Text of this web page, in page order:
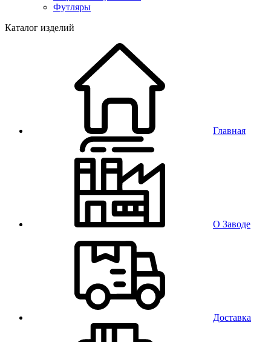
Футляры
Каталог изделий
Главная
О Заводе
Доставка